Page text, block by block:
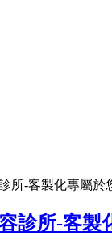
所-客製化專屬於
診所-客製